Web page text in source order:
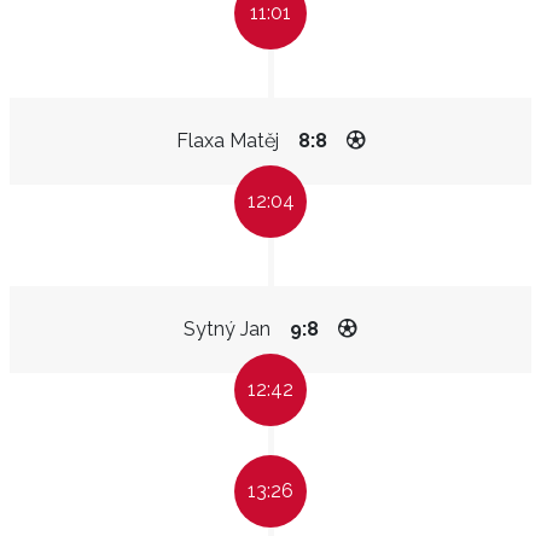
11:01
Flaxa Matěj 8:8
12:04
Sytný Jan 9:8
12:42
13:26